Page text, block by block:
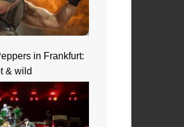
in Frankfurt:
& wild